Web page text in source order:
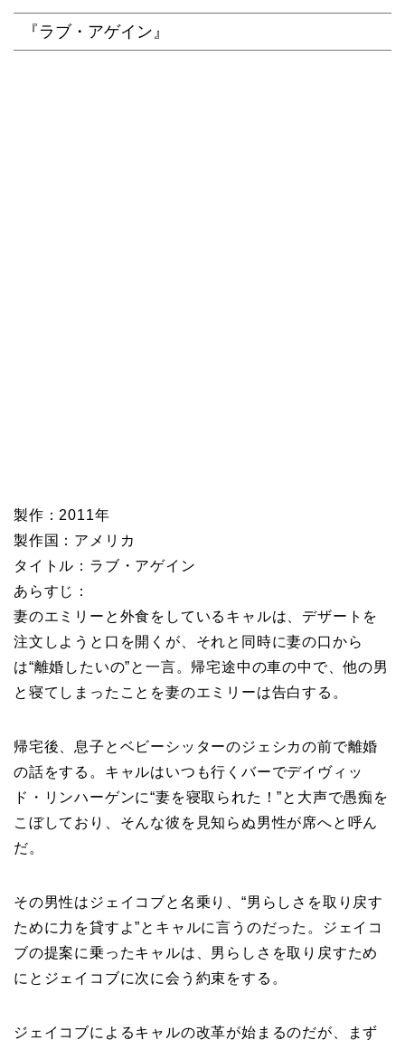
『ラブ・アゲイン』
製作：2011年
製作国：アメリカ
タイトル：ラブ・アゲイン
あらすじ：
妻のエミリーと外食をしているキャルは、デザートを
注文しようと口を開くが、それと同時に妻の口から
は“離婚したいの”と一言。帰宅途中の車の中で、他の男
と寝てしまったことを妻のエミリーは告白する。
帰宅後、息子とベビーシッターのジェシカの前で離婚
の話をする。キャルはいつも行くバーでデイヴィッ
ド・リンハーゲンに“妻を寝取られた！”と大声で愚痴を
こぼしており、そんな彼を見知らぬ男性が席へと呼ん
だ。
その男性はジェイコブと名乗り、“男らしさを取り戻す
ために力を貸すよ”とキャルに言うのだった。ジェイコ
ブの提案に乗ったキャルは、男らしさを取り戻すため
にとジェイコブに次に会う約束をする。
ジェイコブによるキャルの改革が始まるのだが、まず